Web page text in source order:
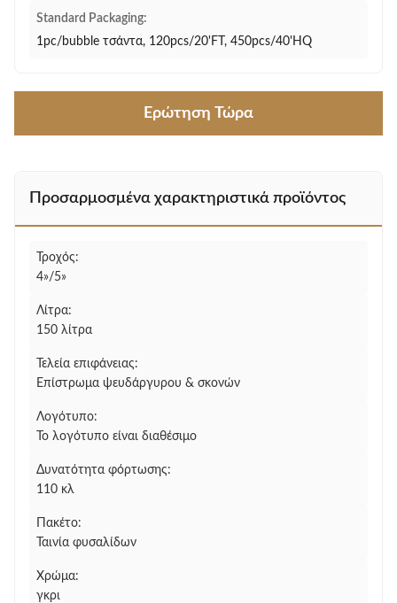
Standard Packaging:
1pc/bubble τσάντα, 120pcs/20'FT, 450pcs/40'HQ
Ερώτηση Τώρα
Προσαρμοσμένα χαρακτηριστικά προϊόντος
Τροχός:
4»/5»
Λίτρα:
150 λίτρα
Τελεία επιφάνειας:
Επίστρωμα ψευδάργυρου & σκονών
Λογότυπο:
Το λογότυπο είναι διαθέσιμο
Δυνατότητα φόρτωσης:
110 κλ
Πακέτο:
Ταινία φυσαλίδων
Χρώμα:
γκρι